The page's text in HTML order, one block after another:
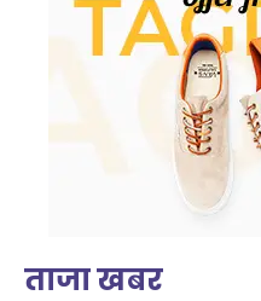
ताजा खबर